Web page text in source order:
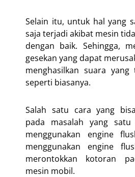
Selain itu, untuk hal yang
saja terjadi akibat mesin
dengan baik. Sehingga,
gesekan yang dapat
menghasilkan suara yang
seperti biasanya.
Salah satu cara yang
pada masalah yang
menggunakan engine
menggunakan engine
merontokkan kotoran
mesin mobil.